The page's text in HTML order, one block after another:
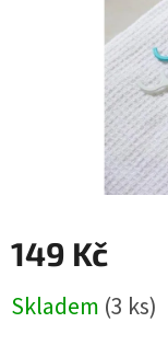
149 Kč
cena:
Skladem (3 ks)